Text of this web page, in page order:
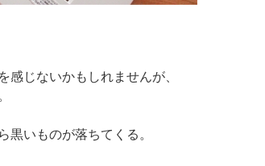
感じないかもしれませんが、
黒いものが落ちてくる。